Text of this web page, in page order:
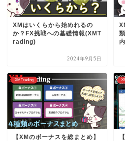
XMはいくらから始めれるの
か？FX挑戦への基礎情報(XMT
rading)
2024年9月5日
内
XMTrading
【XMのボーナスを総まとめ】